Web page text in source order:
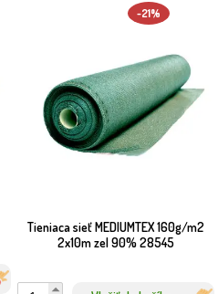
Tieniaca sieť MEDIUMTEX 160g/m2
2x10m zel 90% 28545
-21%